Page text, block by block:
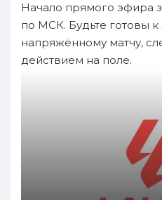
Начало прямого эфира
по МСК. Будьте готовы
напряжённому матчу,
действием на поле.